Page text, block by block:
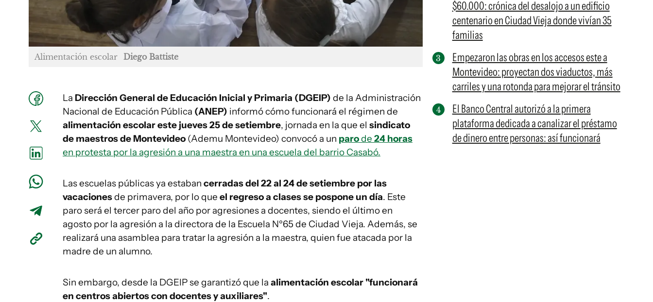
Alimentación escolar Diego Battiste
La Dirección General de Educación Inicial y Primaria (DGEIP) de la Administración
Nacional de Educación Pública (ANEP) informó cómo funcionará el régimen de
alimentación escolar este jueves 25 de setiembre, jornada en la que el sindicato
de maestros de Montevideo (Ademu Montevideo) convocó a un parode 24 horas
en protesta por la agresión a una maestra en una escuela del barrio Casabó.
Las escuelas públicas ya estaban cerradas del 22 al 24 de setiembre por las
vacacionesde primavera, por lo que el regreso a clases se pospone un día. Este
paro será el tercer paro del año por agresiones a docentes, siendo el último en
agosto por la agresión a la directora de la Escuela Nº65 de Ciudad Vieja. Además, se
realizará una asamblea para tratar la agresión a la maestra, quien fue atacada por la
madre de un alumno.
Sin embargo, desde la DGEIP se garantizó que la alimentación escolar "funcionará
en centros abiertos con docentes y auxiliares".
$60.000: crónica del desalojo a un edificio
centenario en Ciudad Vieja donde vivían 35
familias
Empezaron las obras en los accesos este a
Montevideo: proyectan dos viaductos, más
carriles y una rotonda para mejorar el tránsito
El Banco Central autorizó a la primera
plataforma dedicada a canalizar el préstamo
de dinero entre personas: así funcionará